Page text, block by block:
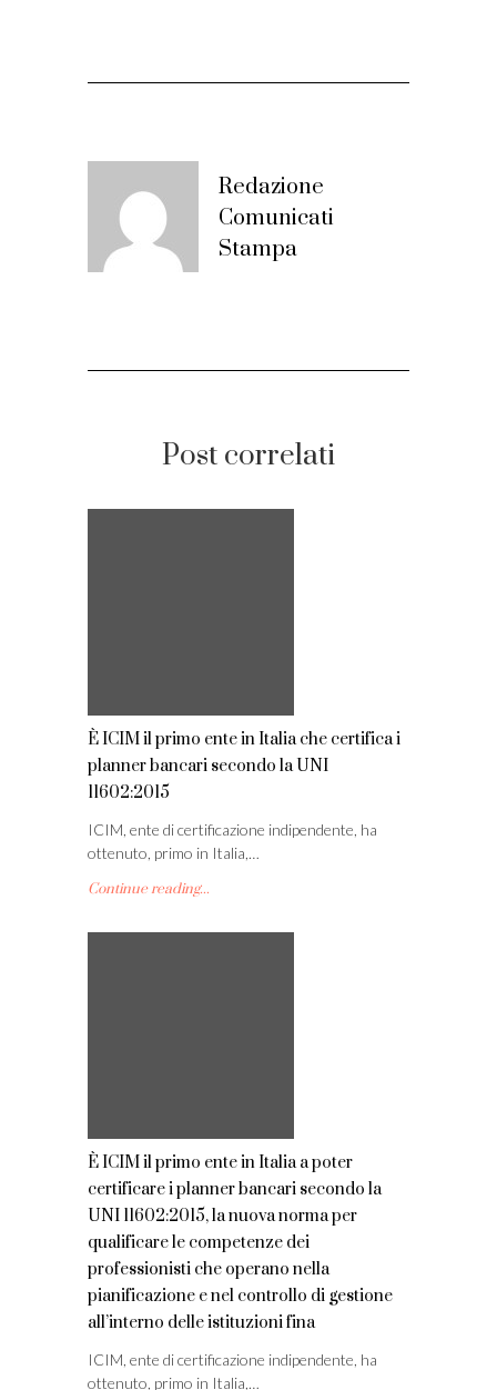
Redazione
Comunicati
Stampa
Post correlati
È ICIM il primo ente in Italia che certifica i
planner bancari secondo la UNI
11602:2015
ICIM, ente di certificazione indipendente, ha
ottenuto, primo in Italia,…
Continue reading...
È ICIM il primo ente in Italia a poter
certificare i planner bancari secondo la
UNI 11602:2015, la nuova norma per
qualificare le competenze dei
professionisti che operano nella
pianificazione e nel controllo di gestione
all’interno delle istituzioni fina
ICIM, ente di certificazione indipendente, ha
ottenuto, primo in Italia,…